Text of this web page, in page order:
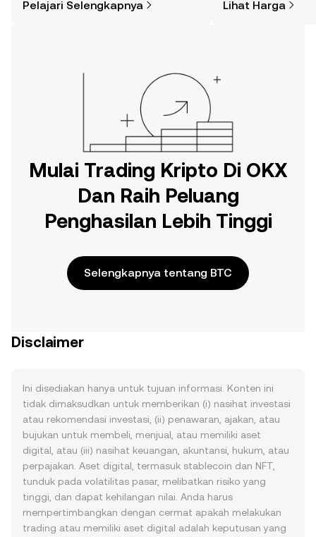
di aplikasi seluler OKX, atau di sini di
Pelajari Selengkapnya Lihat Harga
Mulai Trading Kripto Di OKX
Dan Raih Peluang
Penghasilan Lebih Tinggi
Selengkapnya tentang BTC
Disclaimer
Ini disediakan hanya untuk tujuan informasi. Konten ini
tidak dimaksudkan untuk memberikan (i) nasihat investasi
atau rekomendasi investasi, (ii) penawaran, ajakan, atau
bujukan untuk membeli, menjual, atau memiliki aset
digital, atau (iii) nasihat keuangan, akuntansi, hukum, atau
perpajakan. Aset digital, termasuk stablecoin dan NFT,
tunduk pada volatilitas pasar, melibatkan risiko yang
tinggi, dan dapat kehilangan nilai. Anda harus
mempertimbangkan dengan cermat apakah melakukan
trading atau memiliki aset digital adalah keputusan yang